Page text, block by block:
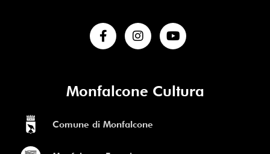
Monfalcone Cultura
Comune di Monfalcone